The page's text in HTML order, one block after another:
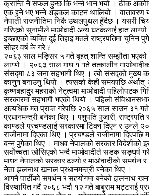
क्रान्ति नै सफल हुन्छ कि भन्ने भान भयो । ठीक
एक हुने भए भन्ने अड्कल काट्न थालियो । वातावरण
नेपाली राजनीतिमा निकै उथलपुथल हुँदैछ । यसरी
गरिएको सुनामीले माओवादी अन्य घटकलाई हात
इच्छाएको व्यक्ति दुई तिहाइ मतले राष्ट्रपतिमा चुनिन
सोह्र वर्ष के गरे ?
२०६३ साल मङ्सिर ५ गते बृहत् शान्ति सम्झौता भएको
लाग्यो । २०६३ साल माघ १ गते तत्कालीन
संसद्मा ८३ जना सहभागी थिए । त्यो संसद्को मुख्य
कानुन बनाउनु थियो । त्यसको केही समयपछि
कृष्णबहादुर महराको नेतृत्वमा माओवादी पहिलोपटक
सरकारमा सहभागी भएको थियो । पहिलो
अत्यधिक मत प्राप्त गरेपछि २०६५ साल साउन ३१
प्रधानमन्त्री बनेका थिए । पशुपति पुजारी, राष्ट्रपति
काण्डले प्रचण्डलाई सरकारमा टिक्न दिएन र उनले
राजीनामा दिएका थिए । प्रचण्डले राजीनामा दिएपछि
बन्न पुगेका थिए । माधव नेपालको सरकार विदेशीको
सर्वोच्चता खोसिएको भन्दै माओवादीले सडक सङ्घर्ष
माधव नेपालको सरकार ढल्यो र माओवादीको समर्थन र
नेता झलनाथ खनाल प्रधानमन्त्री बनेका थिए ।
आफ्नै पार्टीको समर्थन र सहयोगमा बनेको झलनाथ
विस्थापित गर्दै २०६८ भदौ १२ गते बाबुराम भट्टराई